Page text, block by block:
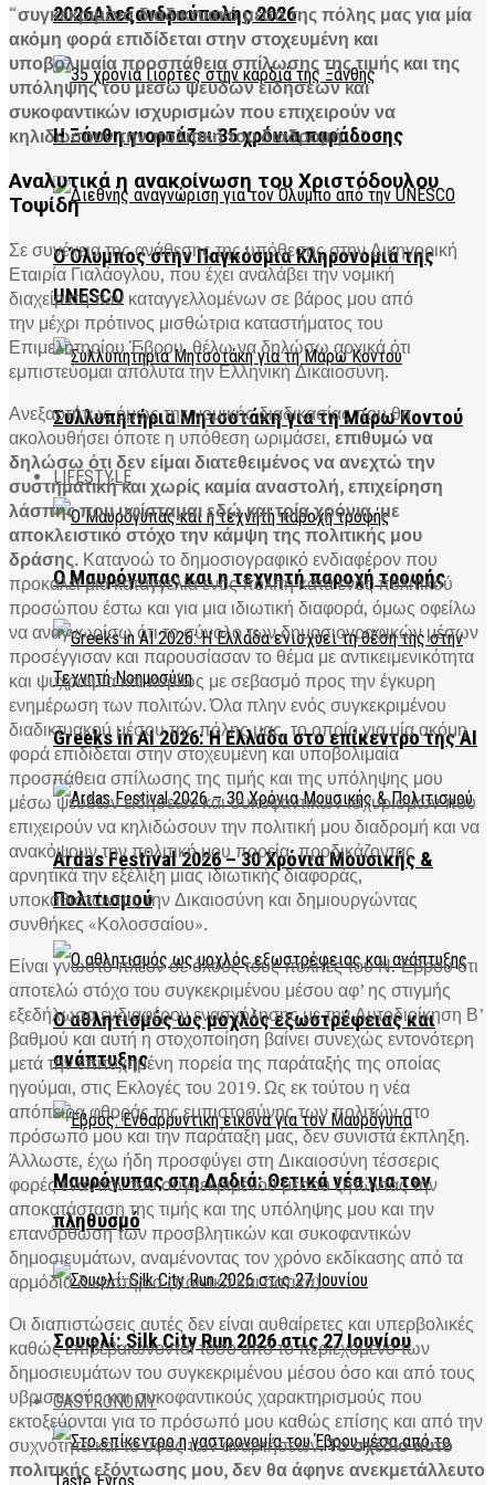
2026Αλεξανδρούπολης 2026
Η Ξάνθη γιορτάζει 35 χρόνια παράδοσης
Ο Όλυμπος στην Παγκόσμια Κληρονομιά της
UNESCO
Συλλυπητήρια Μητσοτάκη για τη Μάρω Κοντού
LIFESTYLE
Ο Μαυρόγυπας και η τεχνητή παροχή τροφής
Greeks in AI 2026: Η Ελλάδα στο επίκεντρο της AI
Ardas Festival 2026 – 30 Χρόνια Μουσικής &
Πολιτισμού
Ο αθλητισμός ως μοχλός εξωστρέφειας και
ανάπτυξης
Μαυρόγυπας στη Δαδιά: Θετικά νέα για τον
πληθυσμό
Σουφλί: Silk City Run 2026 στις 27 Ιουνίου
GASTRONOMY
“συγκεκριμένο διαδικτυακό μέσο της πόλης μας για μία
ακόμη φορά επιδίδεται στην στοχευμένη και
υποβολιμαία προσπάθεια σπίλωσης της τιμής και της
υπόληψης του μέσω ψευδών ειδήσεων και
συκοφαντικών ισχυρισμών που επιχειρούν να
κηλιδώσουν την πολιτική του διαδρομή…”
Αναλυτικά η ανακοίνωση του Χριστόδουλου
Τοψίδη
Σε συνέχεια της ανάθεσης της υπόθεσης στην Δικηγορική
Εταιρία Γιαλάογλου, που έχει αναλάβει την νομική
διαχείριση των καταγγελλομένων σε βάρος μου από
την μέχρι πρότινος μισθώτρια καταστήματος του
Επιμελητηρίου Έβρου, θέλω να δηλώσω αρχικά ότι
εμπιστεύομαι απόλυτα την Ελληνική Δικαιοσύνη.
Ανεξαρτήτως όμως της νομικής διαδικασίας που θα
ακολουθήσει όποτε η υπόθεση ωριμάσει, επιθυμώ να
δηλώσω ότι δεν είμαι διατεθειμένος να ανεχτώ την
συστηματική και χωρίς καμία αναστολή, επιχείρηση
λάσπης που υφίσταμαι εδώ και τρία χρόνια, με
αποκλειστικό στόχο την κάμψη της πολιτικής μου
δράσης. Κατανοώ το δημοσιογραφικό ενδιαφέρον που
προκαλεί μια καταγγελία ενός πολίτη κατά ενός πολιτικού
προσώπου έστω και για μια ιδιωτική διαφορά, όμως οφείλω
να αναγνωρίσω ότι το σύνολο των δημοσιογραφικών μέσων
προσέγγισαν και παρουσίασαν το θέμα με αντικειμενικότητα
και ψυχραιμία και κυρίως με σεβασμό προς την έγκυρη
ενημέρωση των πολιτών. Όλα πλην ενός συγκεκριμένου
διαδικτυακού μέσου της πόλης μας, το οποίο για μία ακόμη
φορά επιδίδεται στην στοχευμένη και υποβολιμαία
προσπάθεια σπίλωσης της τιμής και της υπόληψης μου
μέσω ψευδών ειδήσεων και συκοφαντικών ισχυρισμών που
επιχειρούν να κηλιδώσουν την πολιτική μου διαδρομή και να
ανακόψουν την πολιτική μου πορεία, προδικάζοντας
αρνητικά την εξέλιξη μιας ιδιωτικής διαφοράς,
υποκαθιστώντας την Δικαιοσύνη και δημιουργώντας
συνθήκες «Κολοσσαίου».
Είναι γνωστό πλέον σε όλους τους πολίτες του Ν. Έβρου ότι
αποτελώ στόχο του συγκεκριμένου μέσου αφ’ ης στιγμής
εξεδήλωσα ενδιαφέρον ενασχόλησης με την Αυτοδιοίκηση Β’
βαθμού και αυτή η στοχοποίηση βαίνει συνεχώς εντονότερη
μετά την επιτυχημένη πορεία της παράταξής της οποίας
ηγούμαι, στις Εκλογές του 2019. Ως εκ τούτου η νέα
απόπειρα φθοράς της εμπιστοσύνης των πολιτών στο
πρόσωπό μου και την παράταξη μας, δεν συνιστά έκπληξη.
Άλλωστε, έχω ήδη προσφύγει στη Δικαιοσύνη τέσσερις
φορές εναντίον του συγκεκριμένου μέσου ζητώντας την
αποκατάσταση της τιμής και της υπόληψης μου και την
επανόρθωση των προσβλητικών και συκοφαντικών
δημοσιευμάτων, αναμένοντας τον χρόνο εκδίκασης από τα
αρμόδια δικαστήρια (ποινικά και αστικά).
Οι διαπιστώσεις αυτές δεν είναι αυθαίρετες και υπερβολικές
καθώς επιβεβαιώνονται τόσο από το περιεχόμενο των
δημοσιευμάτων του συγκεκριμένου μέσου όσο και από τους
υβριστικούς και συκοφαντικούς χαρακτηρισμούς που
εκτοξεύονται για το πρόσωπό μου καθώς επίσης και από την
συχνότητα και το ύφος των αναρτήσεων.Το σχέδιο αυτό
πολιτικής εξόντωσης μου, δεν θα άφηνε ανεκμετάλλευτο